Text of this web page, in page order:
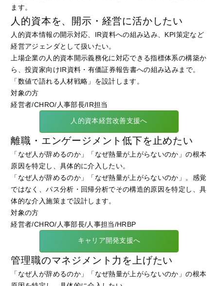
ます。
人的資本を、開示・経営に活かしたい
人的資本情報の開示対応、IR資料への組み込み、KPI策定など
経営アジェンダとして扱いたい。
上場企業の人的資本開示義務化に対応できる指標体系の構築か
ら、投資家向けIR資料・有価証券報告書への組み込みまで。
「数値で語れる人材戦略」を設計します。
対象の方
経営者/CHRO/人事部長/IR担当
人的資本経営改善支援へ
離職・エンゲージメント低下を止めたい
「なぜ人が辞めるのか」「なぜ熱量が上がらないのか」の根本
原因を特定し、具体的に介入したい。
「なぜ人が辞めるのか」「なぜ熱量が上がらないのか」。感覚
ではなく、パス分析・回帰分析でその構造的原因を特定し、具
体的な介入施策まで設計します。
対象の方
経営者/CHRO/人事部長/人事担当/HRBP
キャリア開発支援へ
管理職のマネジメント力を上げたい
「なぜ人が辞めるのか」「なぜ熱量が上がらないのか」の根本